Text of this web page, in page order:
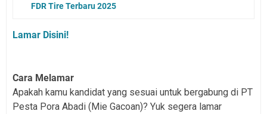
FDR Tire Terbaru 2025
Lamar Disini!
Cara Melamar
Apakah kamu kandidat yang sesuai untuk bergabung di PT
Pesta Pora Abadi (Mie Gacoan)? Yuk segera lamar